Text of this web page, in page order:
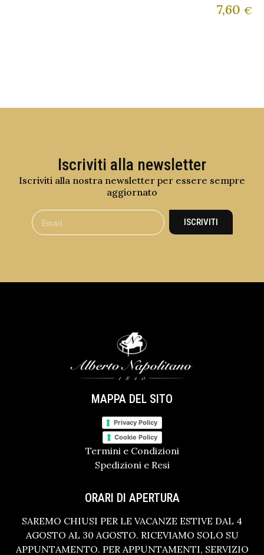
7,60 €
Iscriviti alla newsletter
Iscriviti alla nostra newsletter per essere sempre
aggiornato
ISCRIVITI
MAPPA DEL SITO
Privacy Policy
Cookie Policy
Termini e Condizioni
Spedizioni e Resi
ORARI DI APERTURA
SAREMO CHIUSI PER LE VACANZE ESTIVE DAL 4
AGOSTO AL 30 AGOSTO. RICEVIAMO SOLO SU
APPUNTAMENTO. PER APPUNTAMENTI, SERVIZIO